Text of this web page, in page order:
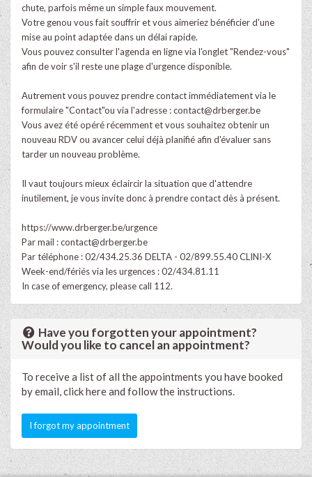
chute, parfois même un simple faux mouvement.
Votre genou vous fait souffrir et vous aimeriez bénéficier d'une
mise au point adaptée dans un délai rapide.
Vous pouvez consulter l'agenda en ligne via l'onglet "Rendez-vous"
afin de voir s'il reste une plage d'urgence disponible.
Autrement vous pouvez prendre contact immédiatement via le
formulaire "Contact"ou via l'adresse :contact@drberger.be
​Vous avez été opéré récemment et vous souhaitez obtenir un
nouveau RDV ou avancer celui déjà planifié afin d'évaluer sans
tarder un nouveau problème.
Il vaut toujours mieux éclaircir la situation que d'attendre
inutilement, je vous invite donc à prendre contact dès à présent.​
https://www.drberger.be/urgence
Par mail :contact@drberger.be
Par téléphone : 02/434.25.36 DELTA - 02/899.55.40 CLINI-X​
Week-end/fériés via les urgences : 02/434.81.11
In case of emergency, please call 112.
Have you forgotten your appointment?
Would you like to cancel an appointment?
To receive a list of all the appointments you have booked
by email, click here and follow the instructions.
I forgot my appointment